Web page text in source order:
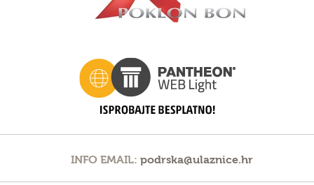
INFO EMAIL:podrska@ulaznice.hr